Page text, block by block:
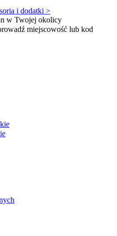
i dodatki >
w Twojej okolicy
miejscowość lub kod